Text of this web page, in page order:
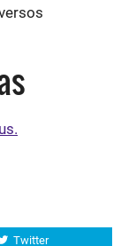
Twitter